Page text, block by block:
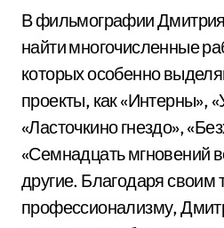
В фильмографии
найти многочисленные
которых особенно
проекты, как «Интерны»,
«Ласточкино гнездо»,
«Семнадцать мгновений
другие. Благодаря своим
профессионализму,